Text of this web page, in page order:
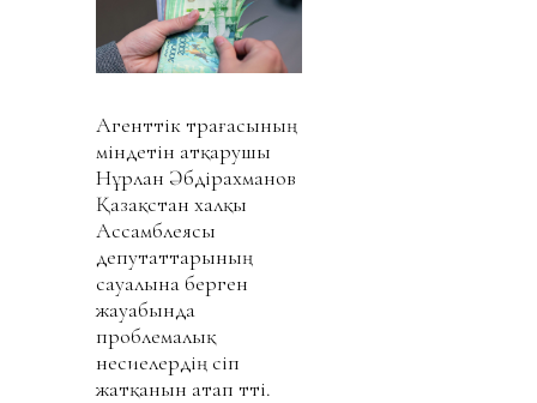
Агенттік төрағасының
міндетін атқарушы
Нұрлан Әбдірахманов
Қазақстан халқы
Ассамблеясы
депутаттарының
сауалына берген
жауабында
проблемалық
несиелердің өсіп
жатқанын атап өтті.